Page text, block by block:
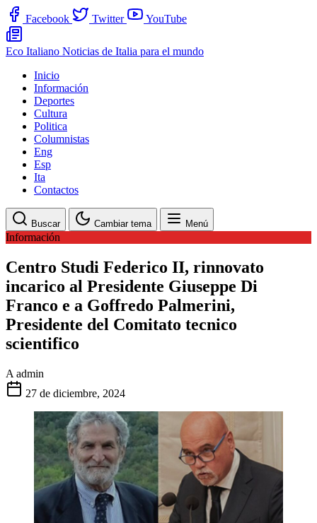
Facebook Twitter YouTube
Eco Italiano Noticias de Italia para el mundo
Inicio
Información
Deportes
Cultura
Politica
Columnistas
Eng
Esp
Ita
Contactos
Buscar Cambiar tema Menú
Información
Centro Studi Federico II, rinnovato
incarico al Presidente Giuseppe Di
Franco e a Goffredo Palmerini,
Presidente del Comitato tecnico
scientifico
A admin
27 de diciembre, 2024